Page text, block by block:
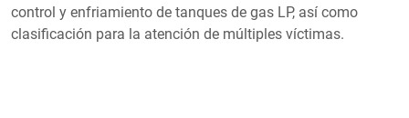
control y enfriamiento de tanques de gas LP, así como
clasificación para la atención de múltiples víctimas.